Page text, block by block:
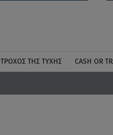
ΤΡΟΧΌΣ ΤΗΣ ΤΎΧΗΣ CASH OR